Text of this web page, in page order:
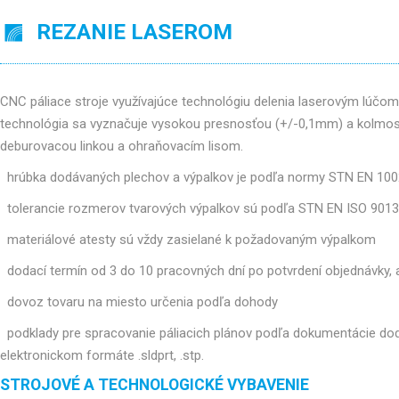
REZANIE LASEROM
CNC páliace stroje využívajúce technológiu delenia laserovým
technológia sa vyznačuje vysokou presnosťou (+/-0,1mm) a
deburovacou linkou a ohraňovacím lisom.
hrúbka dodávaných plechov a výpalkov je podľa normy STN EN
tolerancie rozmerov tvarových výpalkov sú podľa STN EN ISO 9013
materiálové atesty sú vždy zasielané k požadovaným výpalkom
dodací termín od 3 do 10 pracovných dní po potvrdení
dovoz tovaru na miesto určenia podľa dohody
podklady pre spracovanie páliacich plánov podľa dokumentácie
elektronickom formáte .sldprt, .stp.
STROJOVÉ A TECHNOLOGICKÉ VYBAVENIE